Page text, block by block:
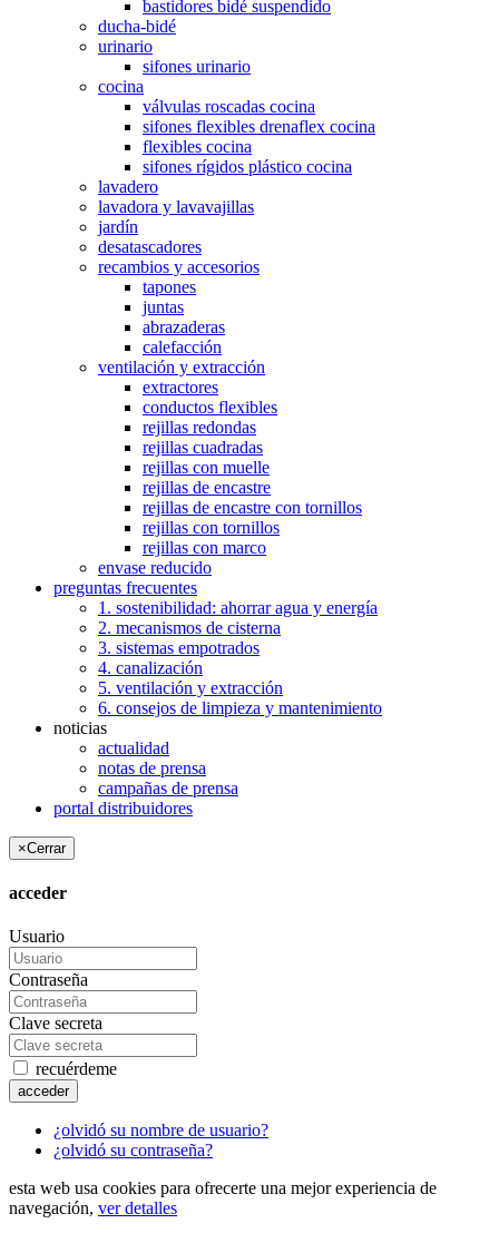
bastidores bidé suspendido
ducha-bidé
urinario
sifones urinario
cocina
válvulas roscadas cocina
sifones flexibles drenaflex cocina
flexibles cocina
sifones rígidos plástico cocina
lavadero
lavadora y lavavajillas
jardín
desatascadores
recambios y accesorios
tapones
juntas
abrazaderas
calefacción
ventilación y extracción
extractores
conductos flexibles
rejillas redondas
rejillas cuadradas
rejillas con muelle
rejillas de encastre
rejillas de encastre con tornillos
rejillas con tornillos
rejillas con marco
envase reducido
preguntas frecuentes
1. sostenibilidad: ahorrar agua y energía
2. mecanismos de cisterna
3. sistemas empotrados
4. canalización
5. ventilación y extracción
6. consejos de limpieza y mantenimiento
noticias
actualidad
notas de prensa
campañas de prensa
portal distribuidores
×Cerrar
acceder
Usuario
Contraseña
Clave secreta
recuérdeme
acceder
¿olvidó su nombre de usuario?
¿olvidó su contraseña?
esta web usa cookies para ofrecerte una mejor experiencia de
navegación, ver detalles